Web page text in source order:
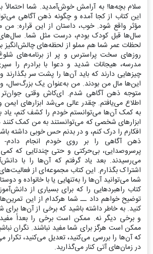
سلام بچه‌ها! به آرامش خوش‌آمدید. شما احتمالاً
این کتاب از کجا آمده و چگونه ذهن آگاهی
مؤثر واقع شود. خوب، داستان از این قراره:
سال‌ها قبل کودک بودم، درست مثل شما. سال‌های
لحظات عمر شما هم مملو از لحظه‌های چالش‌انگیز
روزهای سخت پراسترس و پر از برنامه‌های
مدرسه، هیجانات شدید و دعوا با برادرم را
چیزهایی دارند که باید آن‌ها را پشت سر بگذارند و
این‌ها مال من بودند. من به‌عنوان یک
متوجه ذهن آگاهی شدم. ای‌کاش وقتی
اطلاع می‌یافتم. چقدر عالی می‌شد ابزارهای
به کمک آن‌ها می‌توانستم خودم را کشف کنم، یاد
ابزارهای شخصی که می‌توانستند به من کمک ‌کنند
افکارم را درک کنم، و در بدنم حس خوبی داشته
ذهن آگاهی را بر روی خودم انجام دادم-
پرسروصدایی، بی‌حرکتی و حتی چندتایی که
می‌رسیدند. بعد یاد گرفتم که آن‌ها را با
اشتراک بگذارم. این کتاب مجموعه‌ای از
شما می‌توانید آن‌ها را به‌تنهایی یا با خانواده و
کتاب راهبردهایی را که برای بسیاری از
توضیح خواهم داد ــ شما هرکدام از این
کنید. به خاطر داشته باشید که برخی از آن‌ها
و برخی دیگر نه. ممکن است برخی را بعداً مفید
ممکن است هرگز برای شما مفید نباشند. نگران
که آن‌ها را بررسی می‌کنید، تعدیل می‌کنید، تکرار
در زمان‌های آتی کنار می‌گذارید.